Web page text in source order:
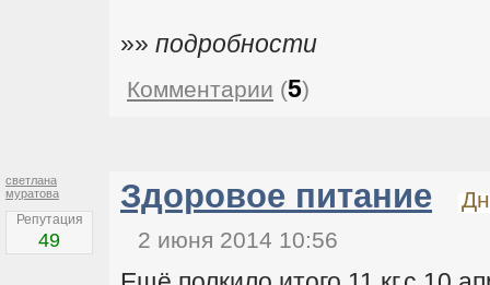
»» подробности
Комментарии (5)
светлана
муратова
Репутация
49
Здоровое питание
2 июня 2014 10:56